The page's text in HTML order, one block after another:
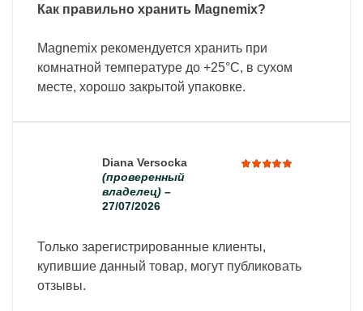
Как правильно хранить Magnemix?
Magnemix рекомендуется хранить при
комнатной температуре до +25°C, в сухом
месте, хорошо закрытой упаковке.
Diana Versocka
(проверенный
владелец) –
27/07/2026
Только зарегистрированные клиенты,
купившие данный товар, могут публиковать
отзывы.